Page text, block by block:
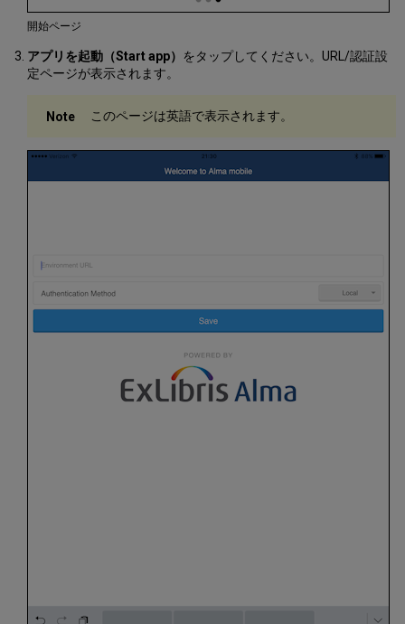
開始ページ
アプリを起動（Start app）
をタップしてください。URL/認証設
定ページが表示されます。
このページは英語で表示されます。